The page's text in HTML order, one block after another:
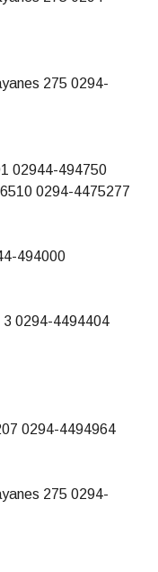
275 0294-
02944-494750
0294-4475277
494000
3 0294-4494404
0294-4494964
275 0294-